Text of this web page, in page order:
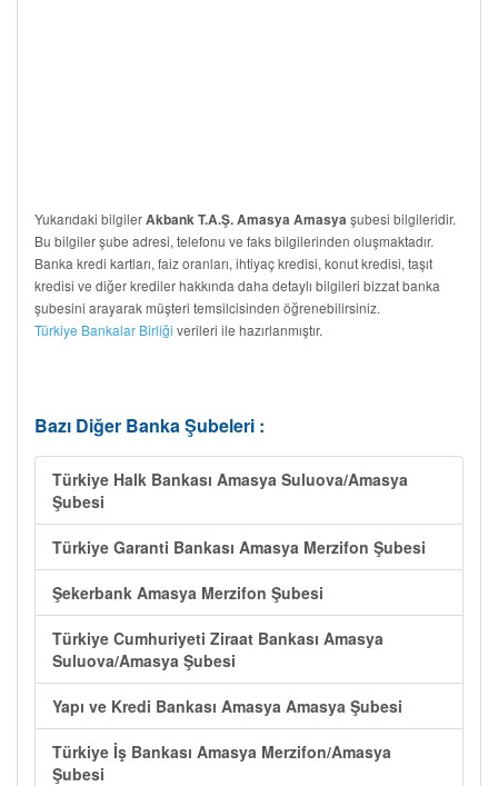
Yukarıdaki bilgilerAkbank T.A.Ş. Amasya Amasya şubesi bilgileridir.
Bu bilgiler şube adresi, telefonu ve faks bilgilerinden oluşmaktadır.
Banka kredi kartları, faiz oranları, ihtiyaç kredisi, konut kredisi, taşıt
kredisi ve diğer krediler hakkında daha detaylı bilgileri bizzat banka
şubesini arayarak müşteri temsilcisinden öğrenebilirsiniz.
Türkiye Bankalar Birliği verileri ile hazırlanmıştır.
Bazı Diğer Banka Şubeleri :
Türkiye Halk Bankası Amasya Suluova/Amasya
Şubesi
Türkiye Garanti Bankası Amasya Merzifon Şubesi
Şekerbank Amasya Merzifon Şubesi
Türkiye Cumhuriyeti Ziraat Bankası Amasya
Suluova/Amasya Şubesi
Yapı ve Kredi Bankası Amasya Amasya Şubesi
Türkiye İş Bankası Amasya Merzifon/Amasya
Şubesi